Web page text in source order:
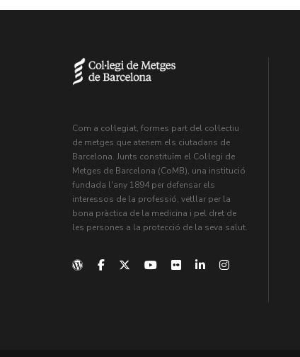
Com a col·legiat, formes part del col·lectiu
de metges que atenem els ciutadans de
Barcelona. Junts constituïm el Col·legi de
Metges de Barcelona (CoMB), una institució
fundada l'any 1894 per defensar els
interessos de la professió, vetllar per la
bona pràctica de la medicina i pel dret de
les persones a la protecció de la seva salut.